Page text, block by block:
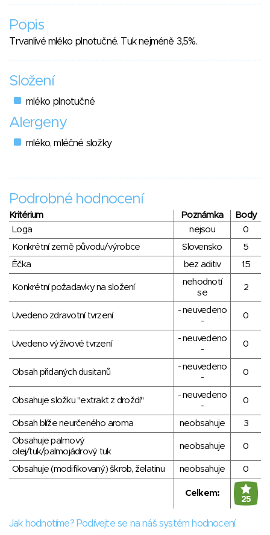
Popis
Trvanlivé mléko plnotučné. Tuk nejméně 3,5%.
Složení
mléko plnotučné
Alergeny
mléko, mléčné složky
Podrobné hodnocení
Kritérium Poznámka
Body
Loga
nejsou
0
Konkrétní země původu/výrobce
Slovensko
5
Éčka
bez aditiv 15
Konkrétní požadavky na složení
nehodnotí
se
2
Uvedeno zdravotní tvrzení
- neuvedeno
-
0
Uvedeno výživové tvrzení
- neuvedeno
-
0
Obsah přidaných dusitanů
- neuvedeno
-
0
Obsahuje složku "extrakt z droždí"
- neuvedeno
-
0
Obsah blíže neurčeného aroma neobsahuje
3
Obsahuje palmový
olej/tuk/palmojádrový tuk
neobsahuje 0
Obsahuje (modifikovaný) škrob, želatinu neobsahuje 0
Celkem:
25
Jak hodnotíme? Podívejte se na náš systém hodnocení.